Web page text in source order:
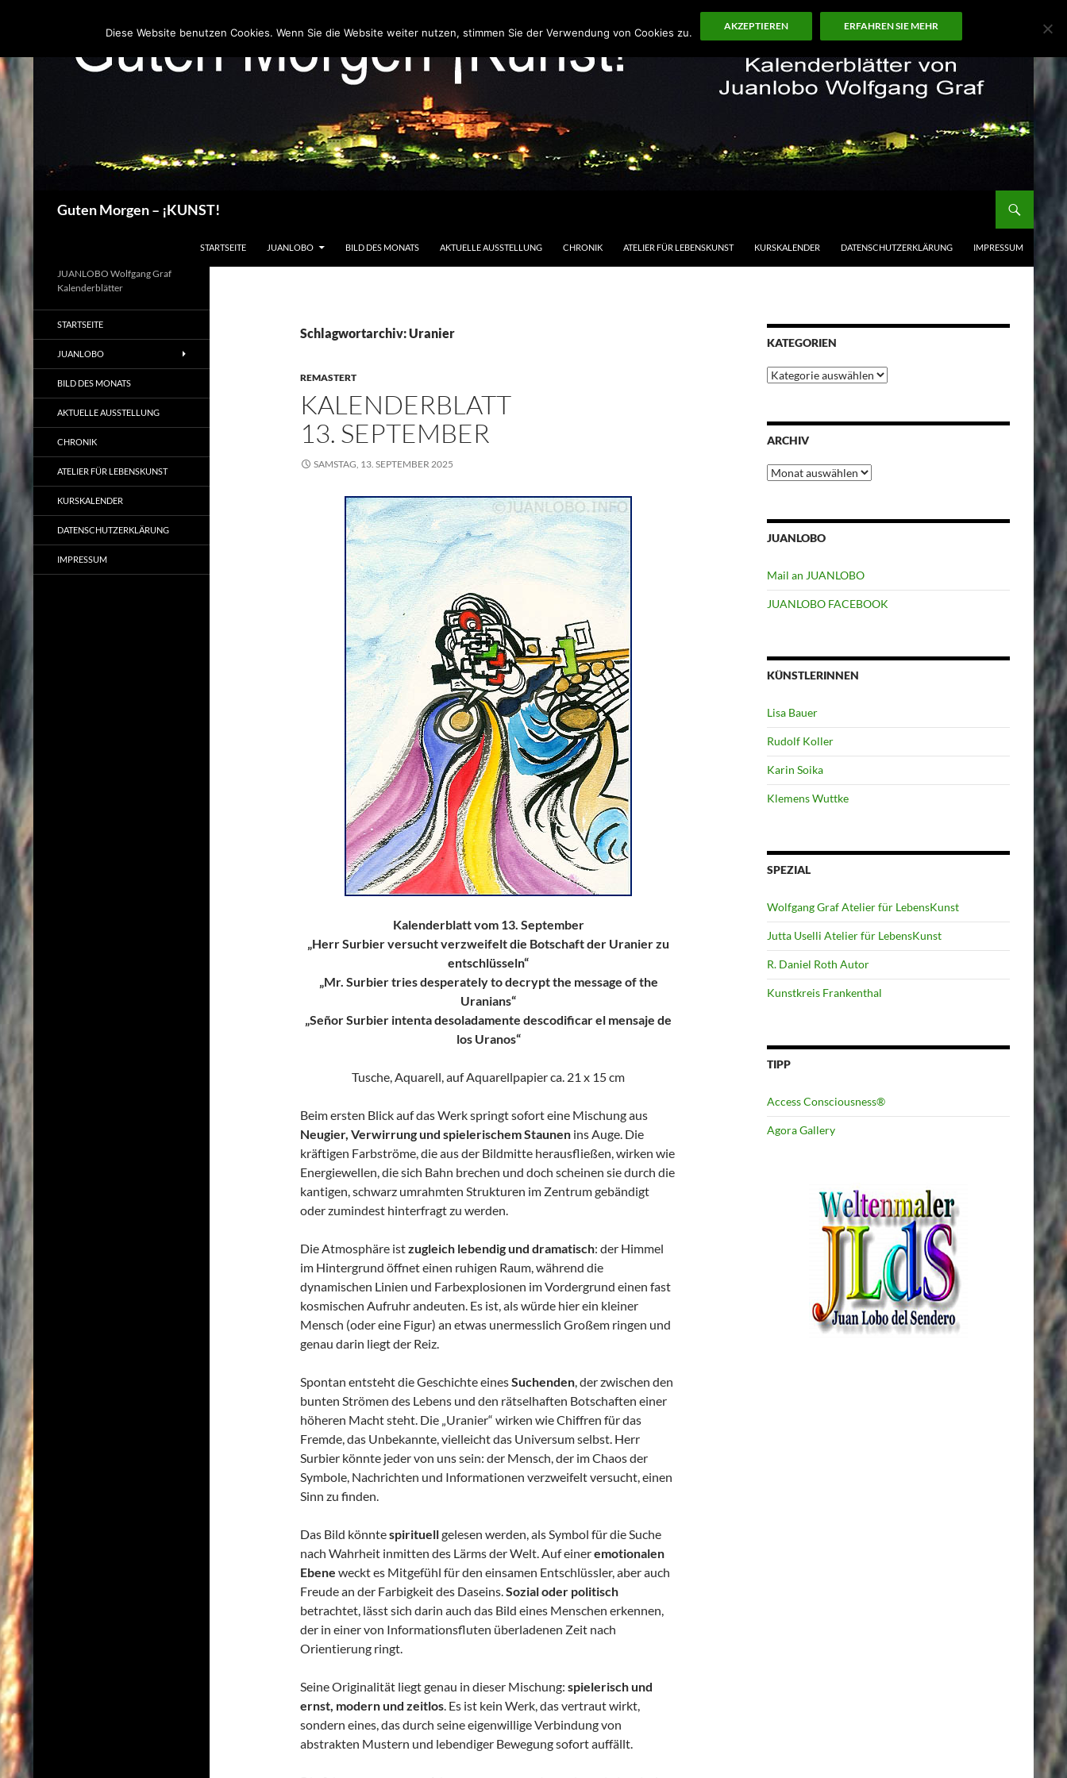
Guten Morgen – ¡KUNST!
STARTSEITE JUANLOBO BILD DES MONATS AKTUELLE AUSSTELLUNG CHRONIK ATELIER FÜR LEBENSKUNST KURSKALENDER DATENSCHUTZERKLÄRUNG IMPRESSUM
Schlagwortarchiv: Uranier
REMASTERT
KALENDERBLATT
13. SEPTEMBER
SAMSTAG, 13. SEPTEMBER 2025
Kalenderblatt vom 13. September
„Herr Surbier versucht verzweifelt die Botschaft der Uranier zu
entschlüsseln“
„Mr. Surbier tries desperately to decrypt the message of the
Uranians“
„Señor Surbier intenta desoladamente descodificar el mensaje de
los Uranos“
Tusche, Aquarell, auf Aquarellpapier ca. 21 x 15 cm
Beim ersten Blick auf das Werk springt sofort eine Mischung aus
Neugier, Verwirrung und spielerischem Staunen ins Auge. Die
kräftigen Farbströme, die aus der Bildmitte herausfließen, wirken wie
Energiewellen, die sich Bahn brechen und doch scheinen sie durch die
kantigen, schwarz umrahmten Strukturen im Zentrum gebändigt
oder zumindest hinterfragt zu werden.
Die Atmosphäre istzugleich lebendig und dramatisch: der Himmel
im Hintergrund öffnet einen ruhigen Raum, während die
dynamischen Linien und Farbexplosionen im Vordergrund einen fast
kosmischen Aufruhr andeuten. Es ist, als würde hier ein kleiner
Mensch (oder eine Figur) an etwas unermesslich Großem ringen und
genau darin liegt der Reiz.
Spontan entsteht die Geschichte einesSuchenden, der zwischen den
bunten Strömen des Lebens und den rätselhaften Botschaften einer
höheren Macht steht. Die „Uranier“ wirken wie Chiffren für das
Fremde, das Unbekannte, vielleicht das Universum selbst. Herr
Surbier könnte jeder von uns sein: der Mensch, der im Chaos der
Symbole, Nachrichten und Informationen verzweifelt versucht, einen
Sinn zu finden.
Das Bild könntespirituellgelesen werden, als Symbol für die Suche
nach Wahrheit inmitten des Lärms der Welt. Auf eineremotionalen
Ebene weckt es Mitgefühl für den einsamen Entschlüssler, aber auch
Freude an der Farbigkeit des Daseins.Sozial oder politisch
betrachtet, lässt sich darin auch das Bild eines Menschen erkennen,
der in einer von Informationsfluten überladenen Zeit nach
Orientierung ringt.
Seine Originalität liegt genau in dieser Mischung: spielerisch und
ernst, modern und zeitlos. Es ist kein Werk, das vertraut wirkt,
sondern eines, das durch seine eigenwillige Verbindung von
abstrakten Mustern und lebendiger Bewegung sofort auffällt.
KATEGORIEN
Kategorien
ARCHIV
Archiv
JUANLOBO
Mail an JUANLOBO
JUANLOBO FACEBOOK
KÜNSTLERINNEN
Lisa Bauer
Rudolf Koller
Karin Soika
Klemens Wuttke
SPEZIAL
Wolfgang Graf Atelier für LebensKunst
Jutta Uselli Atelier für LebensKunst
R. Daniel Roth Autor
Kunstkreis Frankenthal
TIPP
Access Consciousness®
Agora Gallery
JUANLOBO Wolfgang Graf
Kalenderblätter
STARTSEITE
JUANLOBO
BILD DES MONATS
AKTUELLE AUSSTELLUNG
CHRONIK
ATELIER FÜR LEBENSKUNST
KURSKALENDER
DATENSCHUTZERKLÄRUNG
IMPRESSUM
Diese Website benutzen Cookies. Wenn Sie die Website weiter nutzen, stimmen Sie der Verwendung von Cookies zu.
AKZEPTIEREN ERFAHREN SIE MEHR